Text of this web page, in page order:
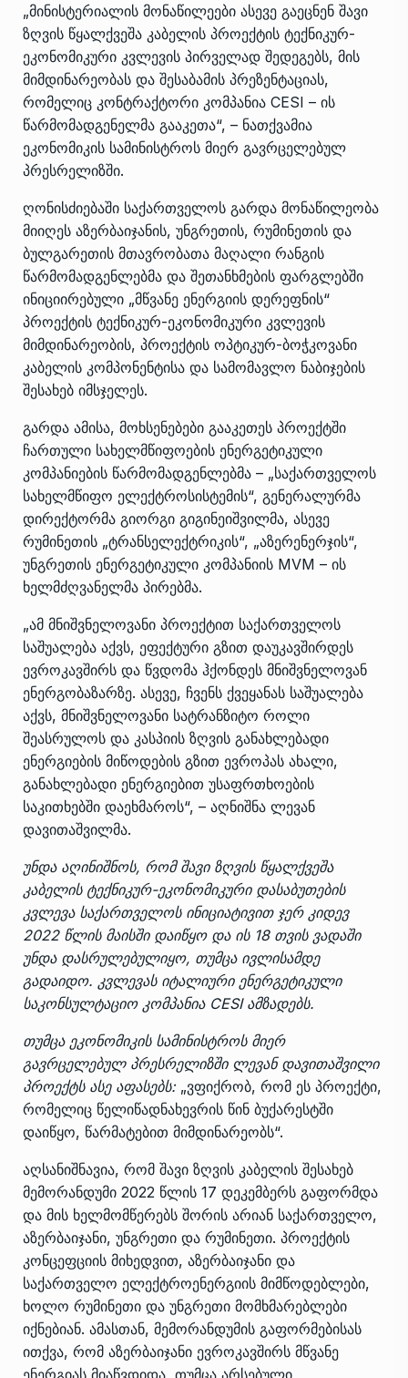
„მინისტერიალის მონაწილეები ასევე გაეცნენ შავი
ზღვის წყალქვეშა კაბელის პროექტის ტექნიკურ-
ეკონომიკური კვლევის პირველად შედეგებს, მის
მიმდინარეობას და შესაბამის პრეზენტაციას,
რომელიც კონტრაქტორი კომპანია CESI – ის
წარმომადგენელმა გააკეთა“, – ნათქვამია
ეკონომიკის სამინისტროს მიერ გავრცელებულ
პრესრელიზში.
ღონისძიებაში საქართველოს გარდა მონაწილეობა
მიიღეს აზერბაიჯანის, უნგრეთის, რუმინეთის და
ბულგარეთის მთავრობათა მაღალი რანგის
წარმომადგენლებმა და შეთანხმების ფარგლებში
ინიციირებული „მწვანე ენერგიის დერეფნის“
პროექტის ტექნიკურ-ეკონომიკური კვლევის
მიმდინარეობის, პროექტის ოპტიკურ-ბოჭკოვანი
კაბელის კომპონენტისა და სამომავლო ნაბიჯების
შესახებ იმსჯელეს.
გარდა ამისა, მოხსენებები გააკეთეს პროექტში
ჩართული სახელმწიფოების ენერგეტიკული
კომპანიების წარმომადგენლებმა – „საქართველოს
სახელმწიფო ელექტროსისტემის“, გენერალურმა
დირექტორმა გიორგი გიგინეიშვილმა, ასევე
რუმინეთის „ტრანსელექტრიკის“, „აზერენერჯის“,
უნგრეთის ენერგეტიკული კომპანიის MVM – ის
ხელმძღვანელმა პირებმა.
„ამ მნიშვნელოვანი პროექტით საქართველოს
საშუალება აქვს, ეფექტური გზით დაუკავშირდეს
ევროკავშირს და წვდომა ჰქონდეს მნიშვნელოვან
ენერგობაზარზე. ასევე, ჩვენს ქვეყანას საშუალება
აქვს, მნიშვნელოვანი სატრანზიტო როლი
შეასრულოს და კასპიის ზღვის განახლებადი
ენერგიების მიწოდების გზით ევროპას ახალი,
განახლებადი ენერგიებით უსაფრთხოების
საკითხებში დაეხმაროს“, – აღნიშნა ლევან
დავითაშვილმა.
უნდა აღინიშნოს, რომ შავი ზღვის წყალქვეშა
კაბელის ტექნიკურ-ეკონომიკური დასაბუთების
კვლევა საქართველოს ინიციატივით ჯერ კიდევ
2022 წლის მაისში დაიწყო და ის 18 თვის ვადაში
უნდა დასრულებულიყო, თუმცა ივლისამდე
გადაიდო. კვლევას იტალიური ენერგეტიკული
საკონსულტაციო კომპანია CESI ამზადებს.
თუმცა ეკონომიკის სამინისტროს მიერ
გავრცელებულ პრესრელიზში ლევან დავითაშვილი
პროექტს ასე აფასებს: „ვფიქრობ, რომ ეს პროექტი,
რომელიც წელიწადნახევრის წინ ბუქარესტში
დაიწყო, წარმატებით მიმდინარეობს“.
აღსანიშნავია, რომ შავი ზღვის კაბელის შესახებ
მემორანდუმი 2022 წლის 17 დეკემბერს გაფორმდა
და მის ხელმომწერებს შორის არიან საქართველო,
აზერბაიჯანი, უნგრეთი და რუმინეთი. პროექტის
კონცეფციის მიხედვით, აზერბაიჯანი და
საქართველო ელექტროენერგიის მიმწოდებლები,
ხოლო რუმინეთი და უნგრეთი მომხმარებლები
იქნებიან. ამასთან, მემორანდუმის გაფორმებისას
ითქვა, რომ აზერბაიჯანი ევროკავშირს მწვანე
ენერგიას მიაწვდიდა, თუმცა არსებული